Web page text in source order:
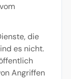
die
es nicht.
Angriffen